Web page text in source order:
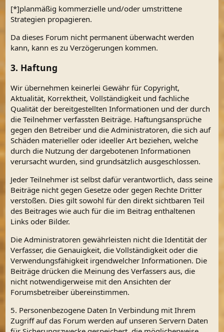
[*]planmäßig kommerzielle und/oder umstrittene
Strategien propagieren.
Da dieses Forum nicht permanent überwacht werden
kann, kann es zu Verzögerungen kommen.
3. Haftung
Wir übernehmen keinerlei Gewähr für Copyright,
Aktualität, Korrektheit, Vollständigkeit und fachliche
Qualität der bereitgestellten Informationen und der durch
die Teilnehmer verfassten Beiträge. Haftungsansprüche
gegen den Betreiber und die Administratoren, die sich auf
Schäden materieller oder ideeller Art beziehen, welche
durch die Nutzung der dargebotenen Informationen
verursacht wurden, sind grundsätzlich ausgeschlossen.
Jeder Teilnehmer ist selbst dafür verantwortlich, dass seine
Beiträge nicht gegen Gesetze oder gegen Rechte Dritter
verstoßen. Dies gilt sowohl für den direkt sichtbaren Teil
des Beitrages wie auch für die im Beitrag enthaltenen
Links oder Bilder.
Die Administratoren gewährleisten nicht die Identität der
Verfasser, die Genauigkeit, die Vollständigkeit oder die
Verwendungsfähigkeit irgendwelcher Informationen. Die
Beiträge drücken die Meinung des Verfassers aus, die
nicht notwendigerweise mit den Ansichten der
Forumsbetreiber übereinstimmen.
5. Personenbezogene Daten In Verbindung mit Ihrem
Zugriff auf das Forum werden auf unseren Servern Daten